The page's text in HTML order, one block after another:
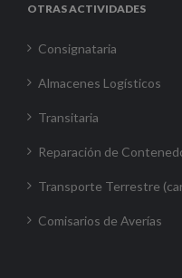
OTRAS ACTIVIDADES
Consignataria
Almacenes Logísticos
Transitaria
Reparación de
Transporte Terrestre
Comisarios de Averías